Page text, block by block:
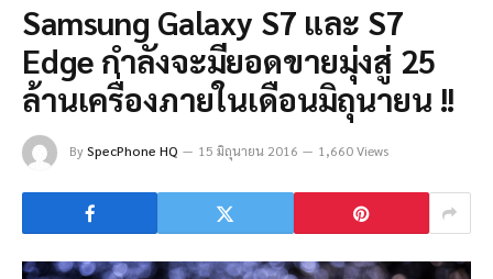
Samsung Galaxy S7 และ S7
Edge กำลังจะมียอดขายมุ่งสู่ 25
ล้านเครื่องภายในเดือนมิถุนายน !!
BySpecPhone HQ 15 มิถุนายน 2016 1,660 Views